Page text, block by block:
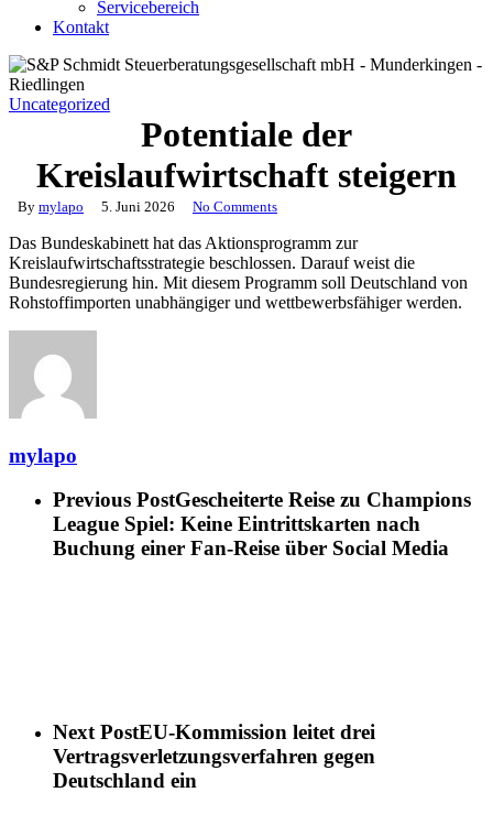
Servicebereich
Kontakt
Uncategorized
Potentiale der
Kreislaufwirtschaft steigern
By mylapo 5. Juni 2026 No Comments
Das Bundeskabinett hat das Aktionsprogramm zur
Kreislaufwirtschaftsstrategie beschlossen. Darauf weist die
Bundesregierung hin. Mit diesem Programm soll Deutschland von
Rohstoffimporten unabhängiger und wettbewerbsfähiger werden.
mylapo
Previous PostGescheiterte Reise zu Champions
League Spiel: Keine Eintrittskarten nach
Buchung einer Fan-Reise über Social Media
Next PostEU-Kommission leitet drei
Vertragsverletzungsverfahren gegen
Deutschland ein